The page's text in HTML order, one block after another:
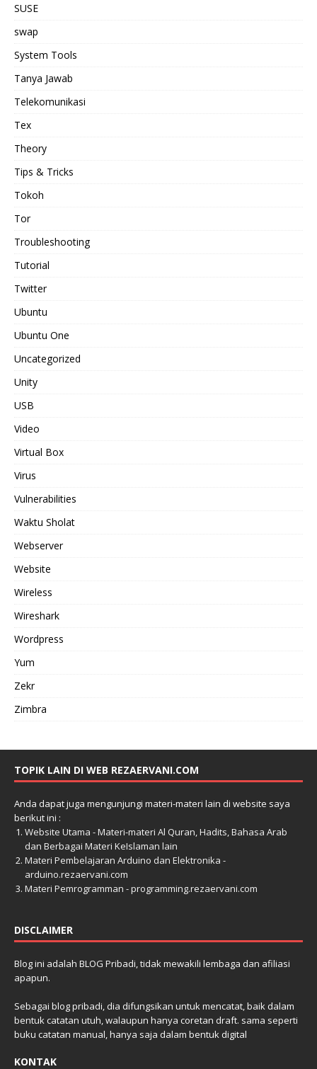
SUSE
swap
System Tools
Tanya Jawab
Telekomunikasi
Tex
Theory
Tips & Tricks
Tokoh
Tor
Troubleshooting
Tutorial
Twitter
Ubuntu
Ubuntu One
Uncategorized
Unity
USB
Video
Virtual Box
Virus
Vulnerabilities
Waktu Sholat
Webserver
Website
Wireless
Wireshark
Wordpress
Yum
Zekr
Zimbra
TOPIK LAIN DI WEB REZAERVANI.COM
Anda dapat juga mengunjungi materi-materi lain di website saya
berikut ini :
Website Utama - Materi-materi Al Quran, Hadits, Bahasa Arab
dan Berbagai Materi KeIslaman lain
Materi Pembelajaran Arduino dan Elektronika -
arduino.rezaervani.com
Materi Pemrogramman - programming.rezaervani.com
DISCLAIMER
Blog ini adalah BLOG Pribadi, tidak mewakili lembaga dan afiliasi
apapun.
Sebagai blog pribadi, dia difungsikan untuk mencatat, baik dalam
bentuk catatan utuh, walaupun hanya coretan draft. sama seperti
buku catatan manual, hanya saja dalam bentuk digital
KONTAK